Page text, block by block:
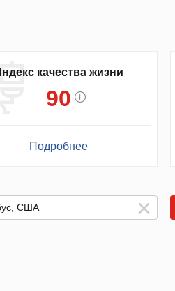
качества жизни
90
Подробнее